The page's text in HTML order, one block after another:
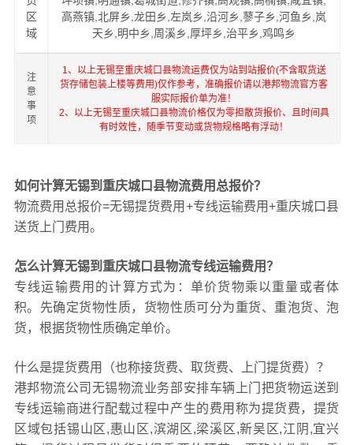
区
域
高燕镇,北屏乡,龙田乡,左岚乡,沿河乡,蓼子乡,河鱼乡,岚
天乡,明中乡,周溪乡,厚坪乡,治平乡,鸡鸣乡
注
意
事
项
1、以上无锡至重庆城口县物流运费仅为站到站报价(不含取货送
货存储包装上楼等费用)仅作参考，准确报价请以港邦物流官方客
服实际报价单为准！
2、以上无锡至重庆城口县物流价格仅为零担散货报价、且时间具
有时效性，随季节变动或货物规格略有浮动！
如何计算无锡到重庆城口县物流费用总报价？
物流费用总报价=无锡提货费用+专线运输费用+重庆城口县
送货上门费用。
怎么计算无锡到重庆城口县物流专线运输费用？
专线运输费用的计算方式为：单价货物乘以重量或者体
积。先确定货物性质，货物性质可分为重货、重泡货、泡
货，根据货物性质确定单价。
什么是提货费用（也称接货费、取货费、上门提货费）？
港邦物流公司无锡物流业务部安排车辆上门把货物运送到
专线运输商进行配载过程中产生的费用称为提货费，提货
区域包括锡山区,惠山区,滨湖区,梁溪区,新吴区,江阴,宜兴